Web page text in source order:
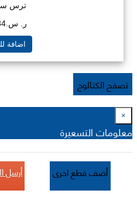
ترس
ر. س.74.34
اضافة
تصفح الكتالوج
×
معلومات التسعيرة
أضف قطع اخرى أرسل